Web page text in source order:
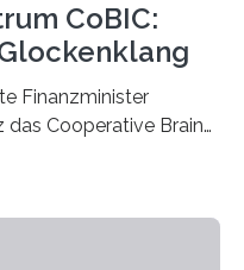
CoBIC:
Finanzminister
das Cooperative Brain
Das CoBIC ist eine